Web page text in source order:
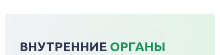
ВНУТРЕННИЕ ОРГАНЫ